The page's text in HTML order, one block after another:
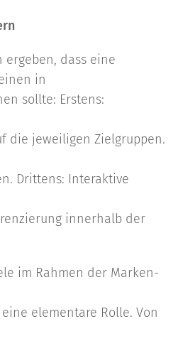
ergeben, dass eine
in
sollte: Erstens:
die jeweiligen Zielgruppen.
Drittens: Interaktive
innerhalb der
im Rahmen der Marken-
elementare Rolle. Von